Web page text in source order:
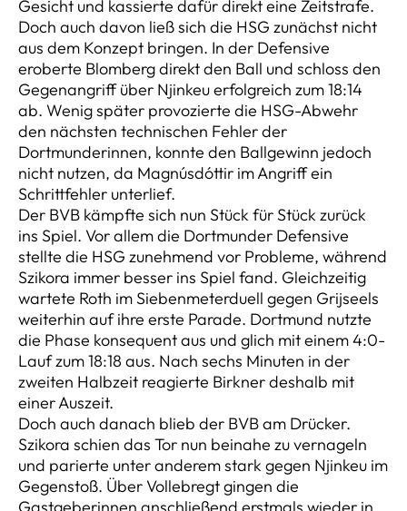
Gesicht und kassierte dafür direkt eine Zeitstrafe.
Doch auch davon ließ sich die HSG zunächst nicht
aus dem Konzept bringen. In der Defensive
eroberte Blomberg direkt den Ball und schloss den
Gegenangriff über Njinkeu erfolgreich zum 18:14
ab. Wenig später provozierte die HSG-Abwehr
den nächsten technischen Fehler der
Dortmunderinnen, konnte den Ballgewinn jedoch
nicht nutzen, da Magnúsdóttir im Angriff ein
Schrittfehler unterlief.
Der BVB kämpfte sich nun Stück für Stück zurück
ins Spiel. Vor allem die Dortmunder Defensive
stellte die HSG zunehmend vor Probleme, während
Szikora immer besser ins Spiel fand. Gleichzeitig
wartete Roth im Siebenmeterduell gegen Grijseels
weiterhin auf ihre erste Parade. Dortmund nutzte
die Phase konsequent aus und glich mit einem 4:0-
Lauf zum 18:18 aus. Nach sechs Minuten in der
zweiten Halbzeit reagierte Birkner deshalb mit
einer Auszeit.
Doch auch danach blieb der BVB am Drücker.
Szikora schien das Tor nun beinahe zu vernageln
und parierte unter anderem stark gegen Njinkeu im
Gegenstoß. Über Vollebregt gingen die